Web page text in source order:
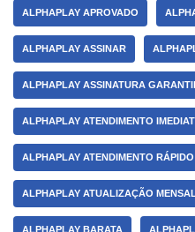
ALPHAPLAY APROVADO
ALPHAPLAY ASSINAR
ALPHAPLAY ASSINATURA
ALPHAPLAY ATENDIMENTO
ALPHAPLAY ATENDIMENTO RÁPIDO
ALPHAPLAY ATUALIZAÇÃO MENSAL
ALPHAPLAY BARATA